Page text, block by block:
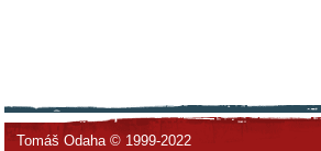
Tomáš Odaha © 1999-2022